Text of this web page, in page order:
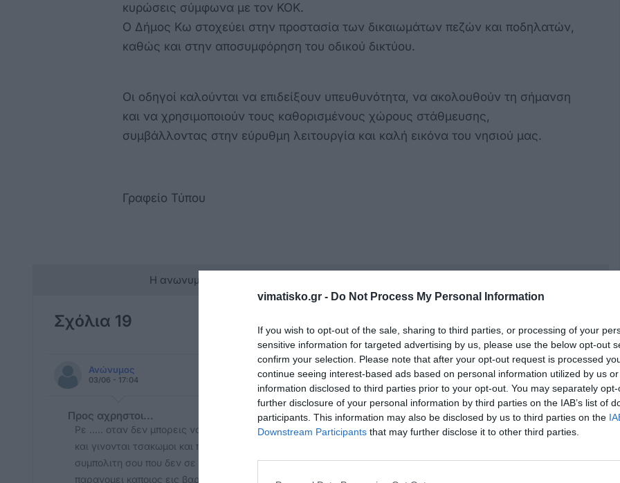
vimatisko.gr - Do Not Process My Personal Information
If you wish to opt-out of the sale, sharing to third parties, or processing of your
sensitive information for targeted advertising by us, please use the below opt-out
confirm your selection. Please note that after your opt-out request is processed
continue seeing interest-based ads based on personal information utilized by us
information disclosed to third parties prior to your opt-out. You may separately
further disclosure of your personal information by third parties on the IAB’s list of
participants. This information may also be disclosed by us to third parties on the
Downstream Participants that may further disclose it to other third parties.
κυρώσεις σύμφωνα με τον ΚΟΚ.
Ο Δήμος Κω στοχεύει στην προστασία των δικαιωμάτων πεζών και ποδηλατών,
καθώς και στην αποσυμφόρηση του οδικού δικτύου.
Οι οδηγοί καλούνται να επιδείξουν υπευθυνότητα, να ακολουθούν τη σήμανση
και να χρησιμοποιούν τους καθορισμένους χώρους στάθμευσης,
συμβάλλοντας στην εύρυθμη λειτουργία και καλή εικόνα του νησιού μας.
Γραφείο Τύπου
Η ανωνυμία είναι το καλύτερο κρησφύγετο δειλίας και χυδαιότητας!
Σχόλια 19
Ανώνυμος
03/06 - 17:04
Προς αχρηστοι...
Ρε ..... οταν δεν μπορεις να μπεις σπιτι σου οταν τρακαρουν αυτοκινητα πανω στις ομπρελλες καθε μερα
και γινονται τσακωμοι και πρεπει να τους ανεχεσαι καθημερινα κατσε εσυ και κανε τον ....... και ασε τον
συμπολιτη σου που δεν σε σεβεται να κανει οτι θελει ...ΟΙ ΝΟΜΟΙ ΕΙΝΑΙ ΙΔΙΟΙ ΓΙΑ ΟΛΟΥΣ το να
παρανομει καποιος εις βαρος σου και δεν σε αφηνει να ζησεις στο μερος σου ειναι υποχρεωση σου να